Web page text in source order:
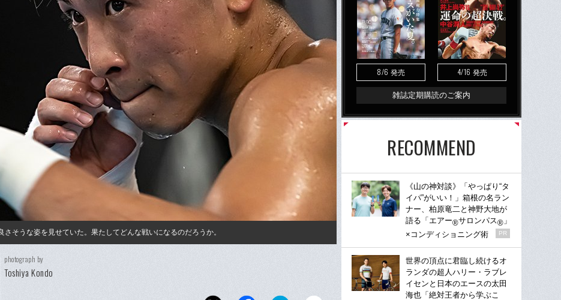
そうな姿を見せていた。果たしてどんな戦いになるのだろうか。
photograph by
Toshiya Kondo
8/6 発売 4/16 発売
雑誌定期購読のご案内
RECOMMEND
《山の神対談》「やっぱり“タ
イパ”がいい！」箱根の名ラン
ナー、柏原竜二と神野大地が
語る「エアー®サロンパス® 」
×コンディショニング術
PR
世界の頂点に君臨し続けるオ
ランダの超人ハリー・ラブレ
イセンと日本のエースの太田
海也「絶対王者から学ぶこ